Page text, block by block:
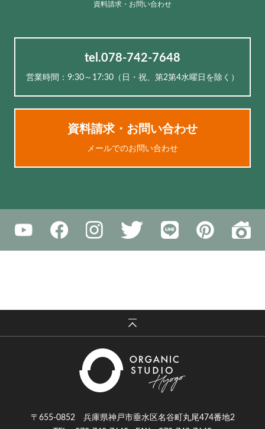
資料請求・お問い合わせ
tel.078-742-7648
営業時間：9:30～17:30（⽇・祝、第2第4水曜日を除く）
資料請求・お問い合わせ
メールでのお問い合わせ
〒655-0852 兵庫県神戸市垂水区名谷町丸尾474番地2